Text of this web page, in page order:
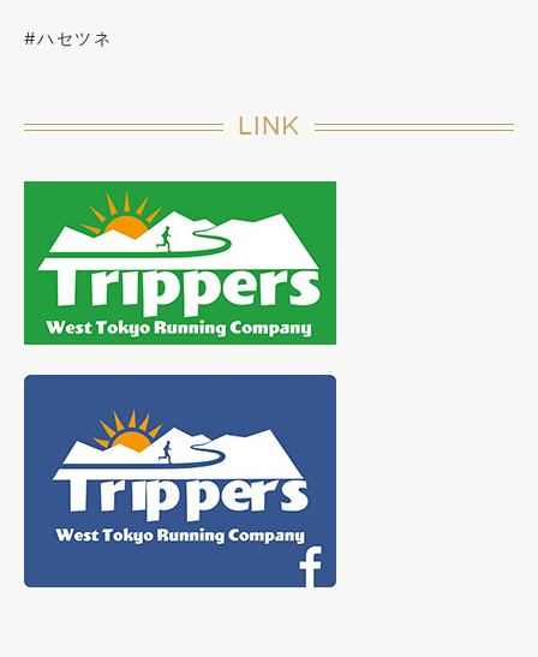
#ハセツネ
LINK